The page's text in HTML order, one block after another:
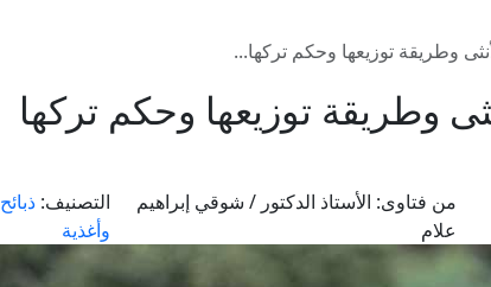
وطريقة توزيعها وحكم تركها...
وطريقة توزيعها وحكم تركها
من فتاوى: الأستاذ الدكتور / شوقي إبراهيم
علام
التصنيف: ذبائح
وأغذية